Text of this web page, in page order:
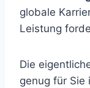
globale
Leistung
Die
genug für Sie